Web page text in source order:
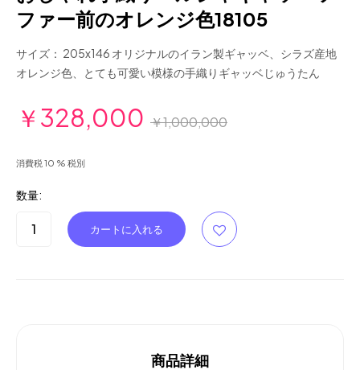
ファー前のオレンジ色18105
サイズ： 205x146 オリジナルのイラン製ギャッベ、シラズ産地
オレンジ色、とても可愛い模様の手織りギャッベじゅうたん
￥328,000 ￥1,000,000
消費税 10 % 税別
数量:
商品詳細